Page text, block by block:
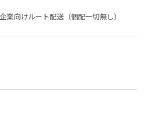
向けルート配送（個配一切無し）